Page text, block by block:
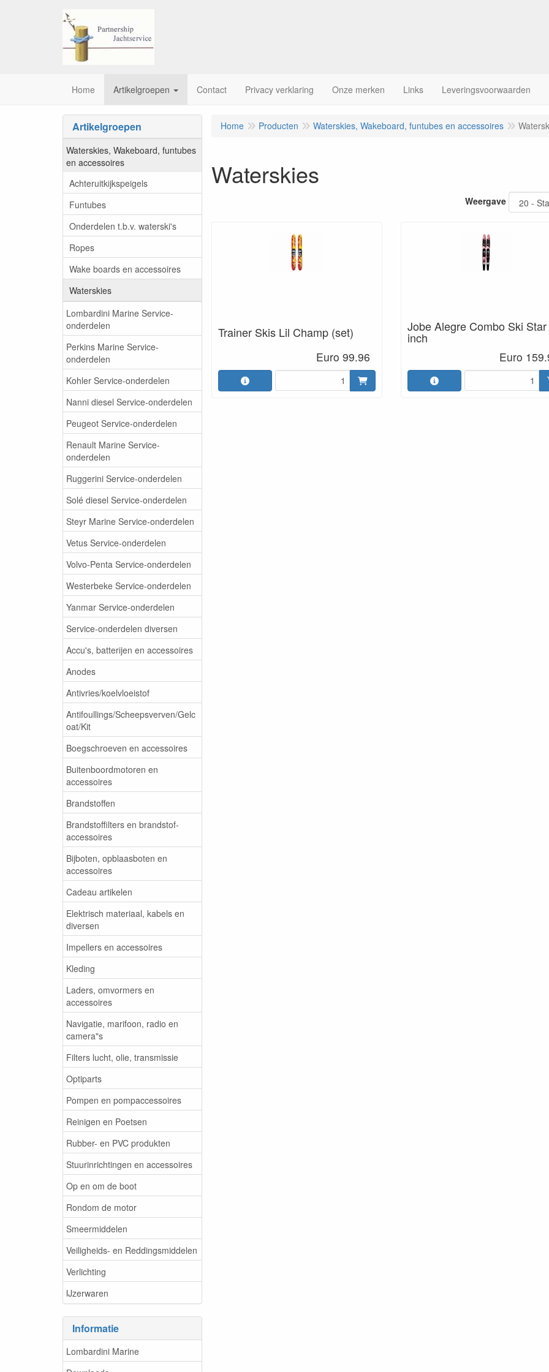
Home Artikelgroepen Contact Privacy verklaring Onze merken Links Leveringsvoorwaarden
Artikelgroepen
Waterskies, Wakeboard, funtubes
en accessoires
Achteruitkijkspeigels
Funtubes
Onderdelen t.b.v. waterski's
Ropes
Wake boards en accessoires
Waterskies
Lombardini Marine Service-
onderdelen
Perkins Marine Service-
onderdelen
Kohler Service-onderdelen
Nanni diesel Service-onderdelen
Peugeot Service-onderdelen
Renault Marine Service-
onderdelen
Ruggerini Service-onderdelen
Solé diesel Service-onderdelen
Steyr Marine Service-onderdelen
Vetus Service-onderdelen
Volvo-Penta Service-onderdelen
Westerbeke Service-onderdelen
Yanmar Service-onderdelen
Service-onderdelen diversen
Accu's, batterijen en accessoires
Anodes
Antivries/koelvloeistof
Antifoullings/Scheepsverven/Gelc
oat/Kit
Boegschroeven en accessoires
Buitenboordmotoren en
accessoires
Brandstoffen
Brandstoffilters en brandstof-
accessoires
Bijboten, opblaasboten en
accessoires
Cadeau artikelen
Elektrisch materiaal, kabels en
diversen
Impellers en accessoires
Kleding
Laders, omvormers en
accessoires
Navigatie, marifoon, radio en
camera"s
Filters lucht, olie, transmissie
Optiparts
Pompen en pompaccessoires
Reinigen en Poetsen
Rubber- en PVC produkten
Stuurinrichtingen en accessoires
Op en om de boot
Rondom de motor
Smeermiddelen
Veiligheids- en Reddingsmiddelen
Verlichting
IJzerwaren
Informatie
Lombardini Marine
Home Producten Waterskies, Wakeboard, funtubes en accessoires
Waterskies
Weergave
Trainer Skis Lil Champ (set)
Euro 99.96
Jobe Alegre Combo Ski
inch
Euro